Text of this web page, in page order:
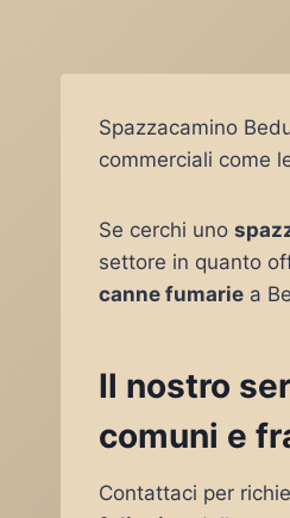
Spazzacamino
commerciali come
Se cerchi uno
settore in quanto
canne fumarie a
Il nostro
comuni e
Contattaci per